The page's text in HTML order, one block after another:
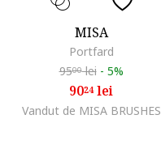
MISA
Portfard
9500lei - 5%
9024lei
Vandut de MISA BRUSHES